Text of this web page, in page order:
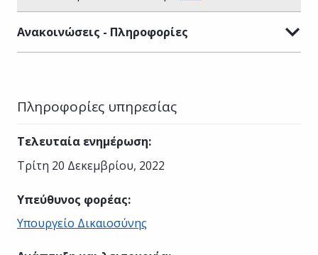
Ανακοινώσεις - Πληροφορίες
Πληροφορίες υπηρεσίας
Τελευταία ενημέρωση:
Τρίτη 20 Δεκεμβρίου, 2022
Υπεύθυνος φορέας:
Υπουργείο Δικαιοσύνης